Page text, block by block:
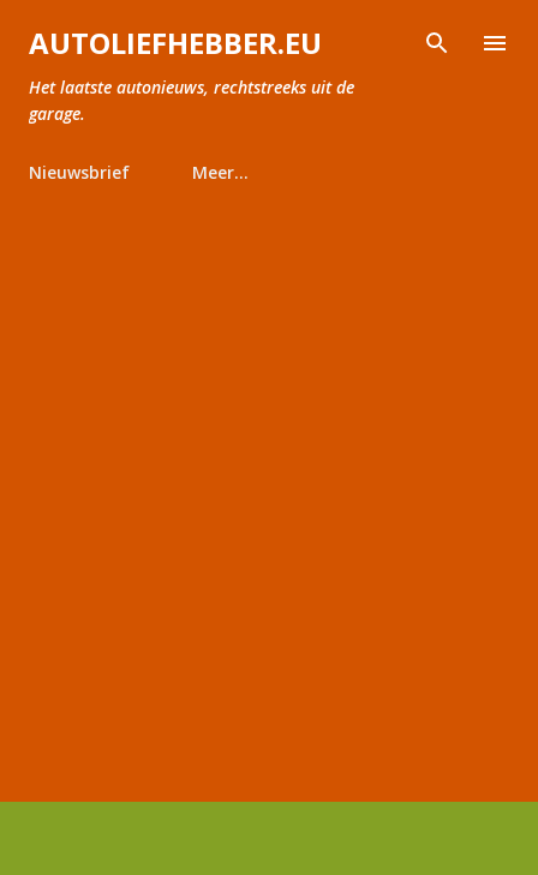
Doorgaan naar hoofdcontent
AUTOLIEFHEBBER.EU
Het laatste autonieuws, rechtstreeks uit de
garage.
Nieuwsbrief Meer…